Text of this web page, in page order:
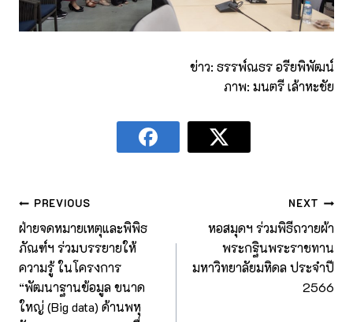
ข่าว: ธรรพ์ณธร อรียพิพัฒน์
ภาพ: มนตรี เล้าหะชัย
PREVIOUS
ฝ่ายจดหมายเหตุและพิพิธ
ภัณฑ์ฯ ร่วมบรรยายให้
ความรู้ ในโครงการ
“พัฒนาฐานข้อมูล ขนาด
ใหญ่ (Big data) ด้านพหุ
NEXT
หอสมุดฯ ร่วมพิธีถวายผ้า
พระกฐินพระราชทาน
มหาวิทยาลัยมหิดล ประจำปี
2566